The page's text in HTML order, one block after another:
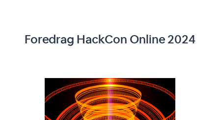
Foredrag HackCon Online 2024